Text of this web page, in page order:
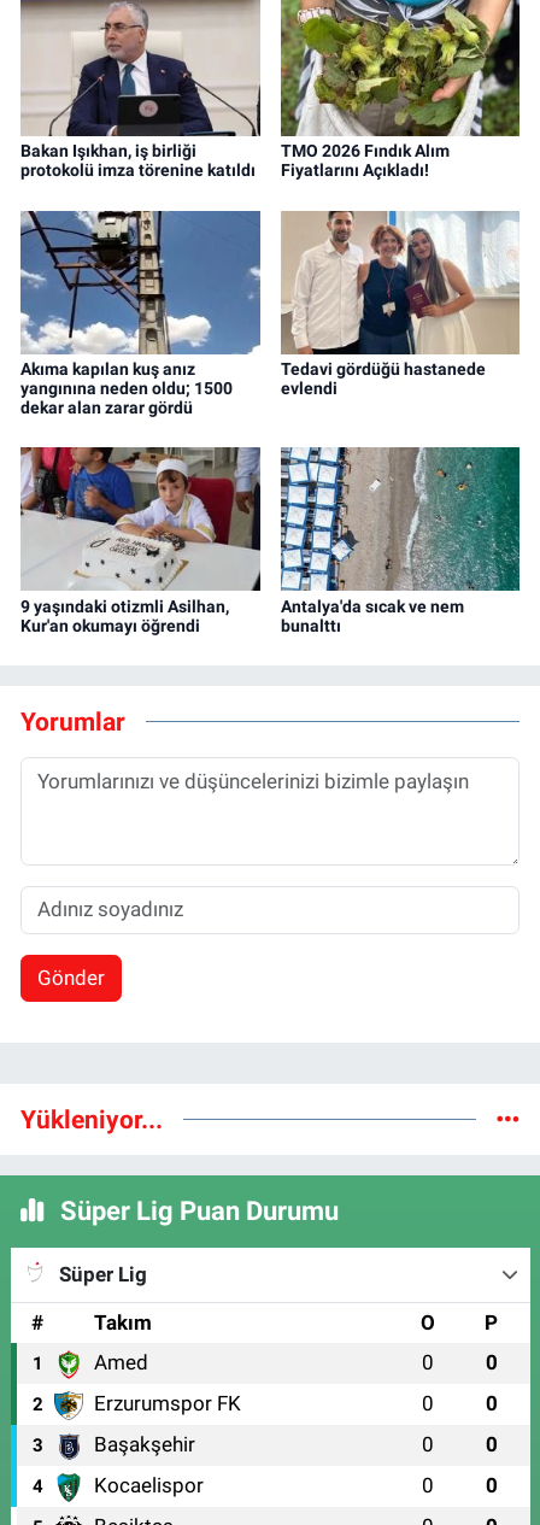
Bakan Işıkhan, iş birliği
protokolü imza törenine katıldı
TMO 2026 Fındık Alım
Fiyatlarını Açıkladı!
Akıma kapılan kuş anız
yangınına neden oldu; 1500
dekar alan zarar gördü
Tedavi gördüğü hastanede
evlendi
9 yaşındaki otizmli Asilhan,
Kur'an okumayı öğrendi
Antalya'da sıcak ve nem
bunalttı
Yorumlar
Gönder
Yükleniyor...
Süper Lig Puan Durumu
Süper Lig
#
Takım O P
1 Amed 0 0
2 Erzurumspor FK 0 0
3 Başakşehir 0 0
4 Kocaelispor 0 0